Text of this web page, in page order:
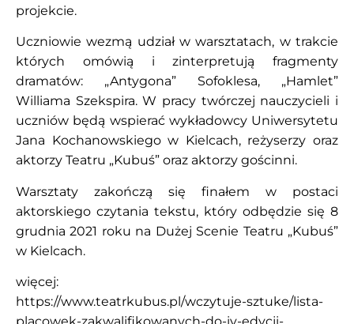
projekcie.
Uczniowie wezmą udział w warsztatach, w trakcie
których omówią i zinterpretują fragmenty
dramatów: „Antygona” Sofoklesa, „Hamlet”
Williama Szekspira. W pracy twórczej nauczycieli i
uczniów będą wspierać wykładowcy Uniwersytetu
Jana Kochanowskiego w Kielcach, reżyserzy oraz
aktorzy Teatru „Kubuś” oraz aktorzy gościnni.
Warsztaty zakończą się finałem w postaci
aktorskiego czytania tekstu, który odbędzie się 8
grudnia 2021 roku na Dużej Scenie Teatru „Kubuś”
w Kielcach.
więcej:
https://www.teatrkubus.pl/wczytuje-sztuke/lista-